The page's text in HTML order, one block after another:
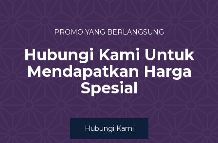
PROMO YANG BERLANGSUNG
Hubungi Kami Untuk
Mendapatkan Harga
Spesial
Hubungi Kami